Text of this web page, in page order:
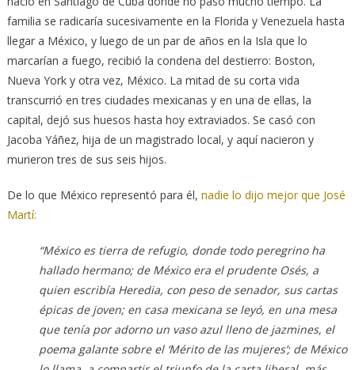
familia se radicaría sucesivamente en la Florida y Venezuela hasta
llegar a México, y luego de un par de años en la Isla que lo
marcarían a fuego, recibió la condena del destierro: Boston,
Nueva York y otra vez, México. La mitad de su corta vida
transcurrió en tres ciudades mexicanas y en una de ellas, la
capital, dejó sus huesos hasta hoy extraviados. Se casó con
Jacoba Yáñez, hija de un magistrado local, y aquí nacieron y
murieron tres de sus seis hijos.
De lo que México representó para él, nadie lo dijo mejor que José
Martí:
“México es tierra de refugio, donde todo peregrino ha
hallado hermano; de México era el prudente Osés, a
quien escribía Heredia, con peso de senador, sus cartas
épicas de joven; en casa mexicana se leyó, en una mesa
que tenía por adorno un vaso azul lleno de jazmines, el
poema galante sobre el ‘Mérito de las mujeres’; de México